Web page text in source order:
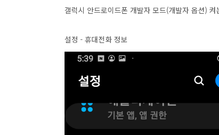
갤럭시 안드로이드폰 개발자 모드(개발자 옵션) 켜
설정 - 휴대전화 정보